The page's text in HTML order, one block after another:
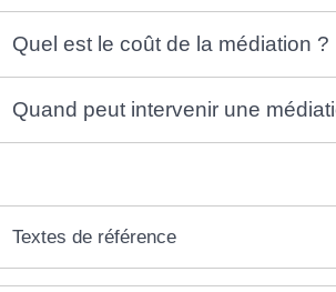
Quel est le coût de la médiation ?
Quand peut intervenir une
Textes de référence